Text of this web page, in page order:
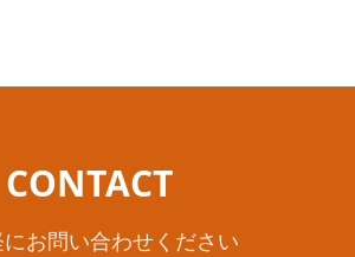
CONTACT
お問い合わせください